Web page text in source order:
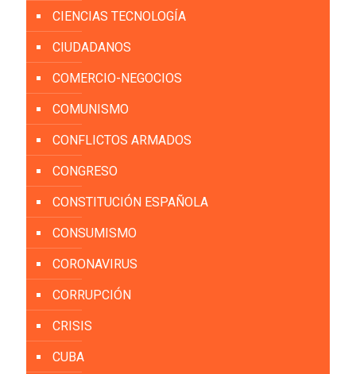
CIENCIAS TECNOLOGÍA
CIUDADANOS
COMERCIO-NEGOCIOS
COMUNISMO
CONFLICTOS ARMADOS
CONGRESO
CONSTITUCIÓN ESPAÑOLA
CONSUMISMO
CORONAVIRUS
CORRUPCIÓN
CRISIS
CUBA